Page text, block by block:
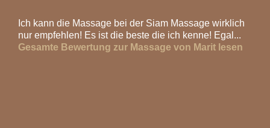
Ich kann die Massage bei der Siam Massage wirklich
nur empfehlen! Es ist die beste die ich kenne! Egal...
Gesamte Bewertung zur Massage von Marit lesen